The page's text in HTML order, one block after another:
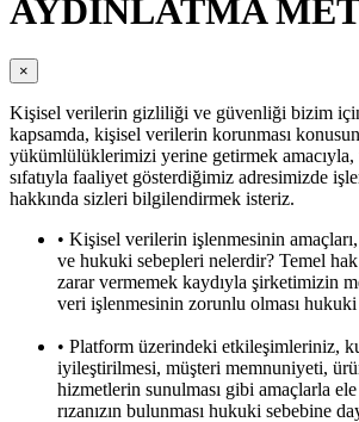
AYDINLATMA
×
Kişisel verilerin gizliliği ve güvenliği bizim
kapsamda, kişisel verilerin korunması
yükümlülüklerimizi yerine getirmek amacıyla,
sıfatıyla faaliyet gösterdiğimiz adresimizde
hakkında sizleri bilgilendirmek isteriz.
• Kişisel verilerin işlenmesinin
ve hukuki sebepleri nelerdir? Temel
zarar vermemek kaydıyla şirketimizin
veri işlenmesinin zorunlu olması
• Platform üzerindeki etkileşimleriniz,
iyileştirilmesi, müşteri memnuniyeti,
hizmetlerin sunulması gibi amaçlarla
rızanızın bulunması hukuki sebebine